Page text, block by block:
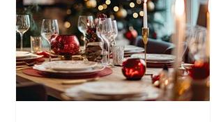
son autonomie, ses relations sociales et
sa qualité de vie.